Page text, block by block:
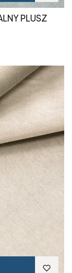
PLUSZ